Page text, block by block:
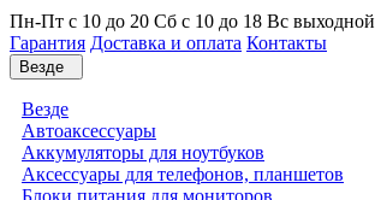
Пн-Пт с 10 до 20 Сб с 10 до 18 Вс выходной
Гарантия Доставка и оплата Контакты
Везде
Везде
Автоаксессуары
Аккумуляторы для ноутбуков
Аксессуары для телефонов, планшетов
Блоки питания для мониторов